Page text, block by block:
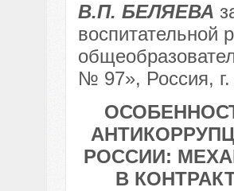
В.П. БЕЛЯЕВА
воспитательной
№ 97», Россия,
РОССИИ:
В